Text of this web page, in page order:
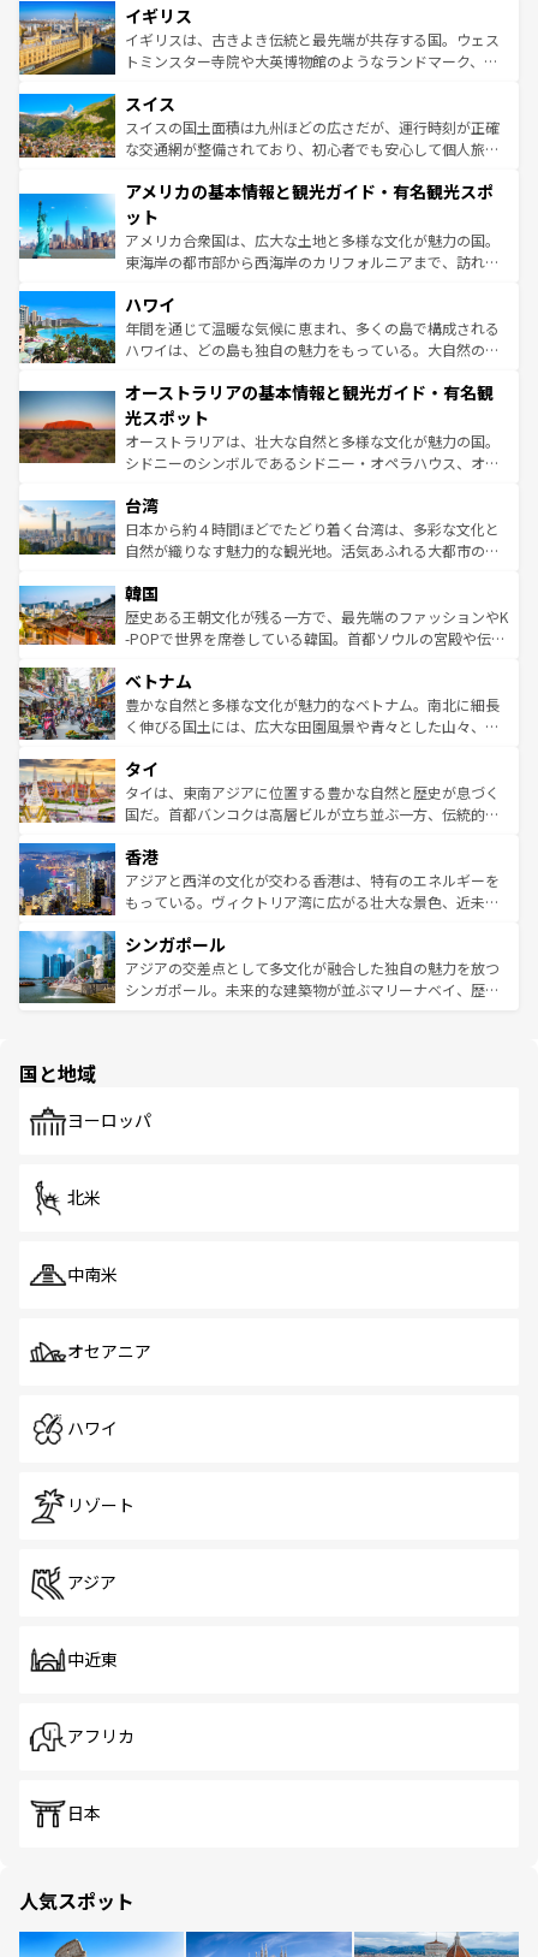
香り高いラベンダー畑など、多彩な楽しみ方が可能だ。さ
らに、パリ以外の地域にも魅力が溢れており、どの街角に
も豊かな歴史と文化が息づいている。パリ以外の個性あふ
を参照してほしい。
顔を持つこの国は、どこを歩いても飽きることがない。ベ
ルリンの文化的活気、バイエルン州のアルプスの絶景、そ
してライン川沿いのワイン畑といった風景は必見。ビール
は、お酒好きな人にはぜひ体験してほしい。 なお、新着の
ドイツ情報はコンテンツ一覧を参照してほしい。
イギリス
イギリスは、古きよき伝統と最先端が共存する国。ウェス
トミンスター寺院や大英博物館のようなランドマーク、歴
リアごとに異なる魅力がある。また、優雅なアフタヌーン
ティー、ビール好きにはたまらない英国パブ、サッカー観
戦など、本場だからこそできる体験も豊富。イギリスを旅
ンツ一覧を参照してほしい。
スイス
スイスの国土面積は九州ほどの広さだが、運行時刻が正確
な交通網が整備されており、初心者でも安心して個人旅行
の建物がそのまま残る町や、スイスならではのユニークな
博物館もあり、アルプス観光だけでなく町歩きも満喫する
ことができる。国民の所得が高いため物価も高いが、旅行
者向けの交通パス提供のサービスもあり、うまく活用すれ
着のスイス情報は
アメリカの基本情報と観光ガイド・有名観光スポ
ット
アメリカ合衆国は、広大な土地と多様な文化が魅力の国。
東海岸の都市部から西海岸のカリフォルニアまで、訪れる
のような巨大都市は、観光、ショッピング、エンターテイ
ンメントが詰まった刺激的なスポットだ。一方、アメリカ
西部には大自然が広がり、グランドキャニオンやイエロー
部のニューオーリンズでは、音楽と美食が融合した独特の
文化が魅力。旅行者はアメリカの各地域で異なる魅力を楽
しみながら、その多様性と豊かな歴史を感じることができ
るだろう。車でのロードトリップや列車の旅も、アメリカ
情報は
ハワイ
年間を通じて温暖な気候に恵まれ、多くの島で構成される
ハワイは、どの島も独自の魅力をもっている。大自然の神
ワイ島は見逃せない。また、定番の観光地といえばオアフ
島だが、静かな自然を求めるならマウイ島やカウアイ島が
おすすめ。エメラルドグリーンに輝く海をはじめ、豊かな
文化や歴史が息づいている。「アロハスピリット」と呼ば
人々、おいしいローカルフードやハワイアンミュージッ
ク、伝統的なフラダンスなど、すべてがハワイの魅力を彩
っている。訪れるたびに新しい発見と感動が待っているハ
はコンテンツ一覧
オーストラリアの基本情報と観光ガイド・有名観
光スポット
オーストラリアは、壮大な自然と多様な文化が魅力の国。
シドニーのシンボルであるシドニー・オペラハウス、オー
リアリーフや大陸中央部にそびえるウルル（エアーズロッ
ク）、タスマニアの美しい原生林やケアンズの熱帯雨林な
ど、見どころがたくさん。また、カフェやワイン、オージ
いる。アクティビティも充実しており、サーフィンやダイ
ビング、ハイキングなど、アウトドア好きにはたまらな
い。オーストラリアの多彩な魅力を存分に味わいつくそ
参照してほしい。
台湾
日本から約４時間ほどでたどり着く台湾は、多彩な文化と
自然が織りなす魅力的な観光地。活気あふれる大都市の台
ン）、静ひつな山岳地帯である台湾東部など、都市の喧騒
と山間の静けさが共存しており、訪れる人に新しい発見と
驚きをもたらしてくれる。また、奥深い台湾の食文化も魅
容にもいいと評判のスイーツなど、バラエティ豊かな料理
が味わえる。 なお、新着の台湾情報は コンテンツ一覧を参
照してほしい。
韓国
歴史ある王朝文化が残る一方で、最先端のファッションやK
-POPで世界を席巻している韓国。首都ソウルの宮殿や伝統
き、地方に足を延ばせば四季折々の自然美を楽しむことが
できる。そして、キムチや焼肉、絶品のストリートフード
まで、さまざまな韓国料理が待っている。夜には、韓国な
リティに包まれながら、韓国の多彩な魅力を心ゆくまで味
わってみてほしい。 なお、新着の韓国情報はコンテンツ一
覧を参照してほしい。
ベトナム
豊かな自然と多様な文化が魅力的なベトナム。南北に細長
く伸びる国土には、広大な田園風景や青々とした山々、世
急速な発展と共に伝統が息づく。ハノイの古い町並みやホ
ーチミン市のフランス統治時代の建物も、独特の雰囲気を
醸し出している。また、バラエティの豊かさとおいしさで
とつ。フォーやバインミー、ベトナムコーヒーなどは、ぜ
ひ現地で味わいたい。どの地域を訪れてもあたたかい人々
が旅行者を迎えてくれるので、きっと忘れられない旅にな
参照してほしい。
タイ
タイは、東南アジアに位置する豊かな自然と歴史が息づく
国だ。首都バンコクは高層ビルが立ち並ぶ一方、伝統的な
の活気が交差している。北部ではチェンマイなどの山岳地
帯で自然と触れ合い、南部ではプーケットやクラビの美し
いビーチでリゾート気分を楽しむことができる。タイ料理
激する。気候は一年中温暖で、どの季節にも異なる楽しみ
が待っている。親しみやすいタイの人々、仏教を中心とし
た文化、そして多様な観光資源が、訪れる旅人を魅了し続
香港
アジアと西洋の文化が交わる香港は、特有のエネルギーを
もっている。ヴィクトリア湾に広がる壮大な景色、近未来
み、どこを訪れても感動するはず。観光スポットが密集し
ており、効率よく見どころを回れるのも魅力。息をのむよ
うな絶景から文化的な体験まで、香港を存分に楽しみ尽く
シンガポール
アジアの交差点として多文化が融合した独自の魅力を放つ
シンガポール。未来的な建築物が並ぶマリーナベイ、歴史
で、ホーカーズは地元の風情を楽しめる外せないスポット
国と地域
ヨーロッパ
北米
中南米
オセアニア
ハワイ
リゾート
アジア
中近東
アフリカ
日本
人気スポット